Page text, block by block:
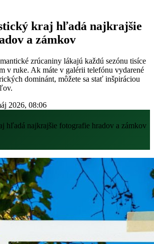
kraj hľadá najkrajšie
a zámkov
zrúcaniny lákajú každú sezónu tisíce
v ruke. Ak máte v galérii telefónu vydarené
dominánt, môžete sa stať inšpiráciou
2026, 08:06
hľadá najkrajšie fotografie hradov a zámkov